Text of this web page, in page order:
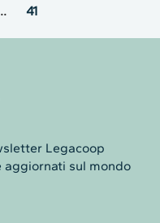
41
Legacoop
aggiornati sul mondo